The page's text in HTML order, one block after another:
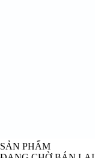
SẢN PHẨM